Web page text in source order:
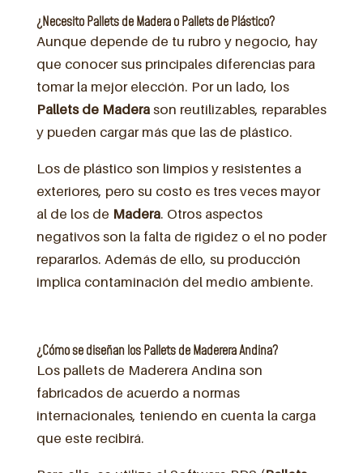
¿Necesito Pallets de Madera o Pallets de Plástico?
Aunque depende de tu rubro y negocio, hay
que conocer sus principales diferencias para
tomar la mejor elección. Por un lado, los
Pallets de Maderason reutilizables, reparables
y pueden cargar más que las de plástico.
Los de plástico son limpios y resistentes a
exteriores, pero su costo es tres veces mayor
al de los de Madera. Otros aspectos
negativos son la falta de rigidez o el no poder
repararlos. Además de ello, su producción
implica contaminación del medio ambiente.
¿Cómo se diseñan los Pallets de Maderera Andina?
Los pallets de Maderera Andina son
fabricados de acuerdo a normas
internacionales, teniendo en cuenta la carga
que este recibirá.